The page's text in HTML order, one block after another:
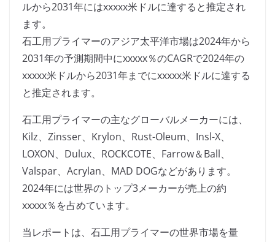
ルから2031年にはxxxxx米ドルに達すると推定され
ます。
石工用プライマーのアジア太平洋市場は2024年から
2031年の予測期間中にxxxxx％のCAGRで2024年の
xxxxx米ドルから2031年までにxxxxx米ドルに達する
と推定されます。
石工用プライマーの主なグローバルメーカーには、
Kilz、Zinsser、Krylon、Rust-Oleum、Insl-X、
LOXON、Dulux、ROCKCOTE、Farrow＆Ball、
Valspar、Acrylan、MAD DOGなどがあります。
2024年には世界のトップ3メーカーが売上の約
xxxxx％を占めています。
当レポートは、石工用プライマーの世界市場を量